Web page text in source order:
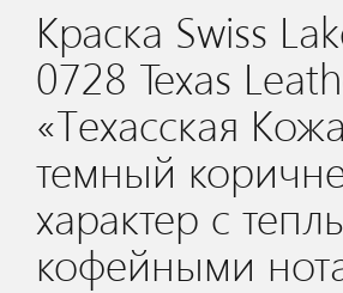
Краска Swiss
0728 Texas
«Техасская
темный
характер с
кофейными